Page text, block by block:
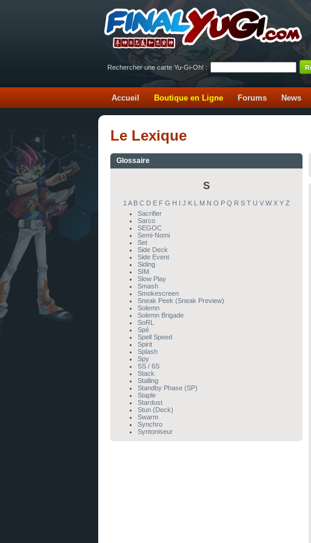
Rechercher une carte Yu-Gi-Oh! :
Accueil Boutique en Ligne Forums News
Le Lexique
Glossaire
S
1 A B C D E F G H J K M N O P Q R S T U V W X Y Z
Sacrifier
Sarco
SEGOC
Semi-Nomi
Set
Side Deck
Side Event
Siding
SIM
Slow Play
Smash
Smokescreen
Sneak Peek (Sneak Preview)
Solemn
Solemn Brigade
SoRL
Spé
Spell Speed
Spirit
Splash
Spy
SS / 6S
Stack
Stalling
Standby Phase (SP)
Staple
Stardust
Stun (Deck)
Swarm
Synchro
Syntoniseur